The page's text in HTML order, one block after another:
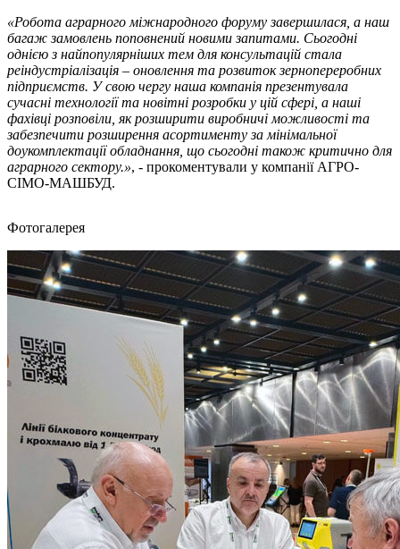
«Робота аграрного міжнародного форуму завершилася, а наш
багаж замовлень поповнений новими запитами. Сьогодні
однією з найпопулярніших тем для консультацій стала
реіндустріалізація – оновлення та розвиток зернопереробних
підприємств. У свою чергу наша компанія презентувала
сучасні технології та новітні розробки у цій сфері, а наші
фахівці розповіли, як розширити виробничі можливості та
забезпечити розширення асортименту за мінімальної
доукомплектації обладнання, що сьогодні також критично для
аграрного сектору.», - прокоментували у компанії АГРО-
СІМО-МАШБУД.
Фотогалерея